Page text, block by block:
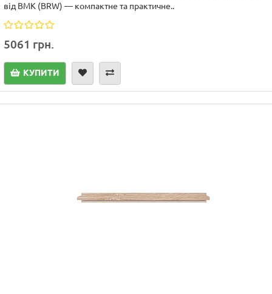
від ВМК (BRW) — компактне та практичне..
5061 грн.
КУПИТИ